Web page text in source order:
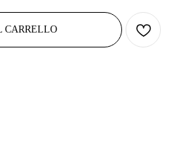
CARRELLO